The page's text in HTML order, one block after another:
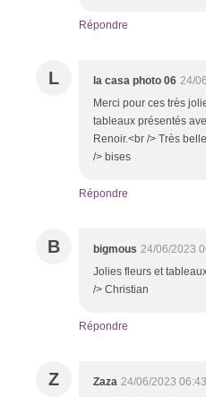
Répondre
L la casa photo 06 24/
Merci pour ces très
tableaux présentés
Renoir.<br /> Très
/> bises
Répondre
B bigmous 24/06/2023
Jolies fleurs et
/> Christian
Répondre
Z Zaza 24/06/2023 06:43